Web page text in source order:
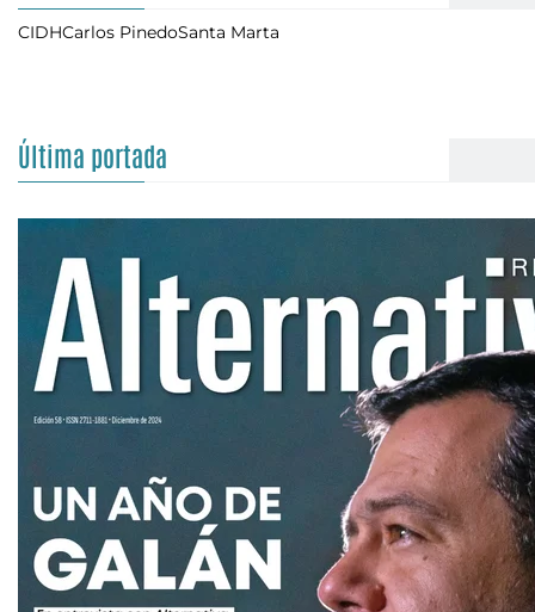
CIDHCarlos PinedoSanta Marta
Última portada